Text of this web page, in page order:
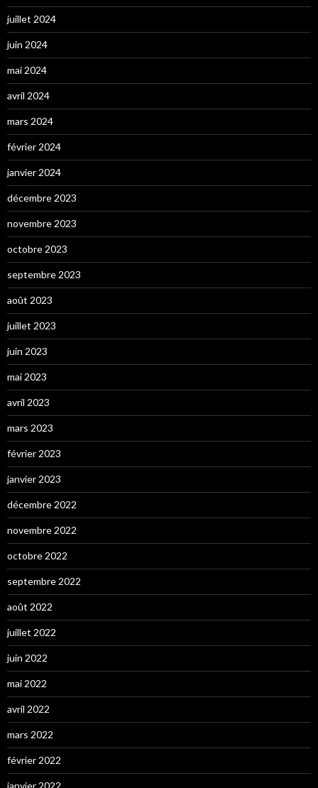
juillet 2024
juin 2024
mai 2024
avril 2024
mars 2024
février 2024
janvier 2024
décembre 2023
novembre 2023
octobre 2023
septembre 2023
août 2023
juillet 2023
juin 2023
mai 2023
avril 2023
mars 2023
février 2023
janvier 2023
décembre 2022
novembre 2022
octobre 2022
septembre 2022
août 2022
juillet 2022
juin 2022
mai 2022
avril 2022
mars 2022
février 2022
janvier 2022